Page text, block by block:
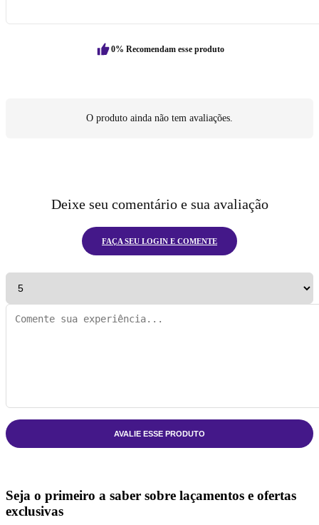
0% Recomendam esse produto
O produto ainda não tem avaliações.
Deixe seu comentário e sua avaliação
FAÇA SEU LOGIN E COMENTE
AVALIE ESSE PRODUTO
Seja o primeiro a saber sobre laçamentos e ofertas
exclusivas